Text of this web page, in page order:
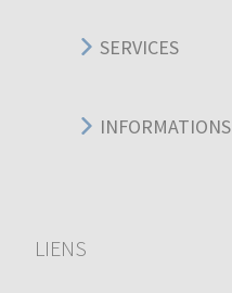
SERVICES
INFORMATIONS
LIENS